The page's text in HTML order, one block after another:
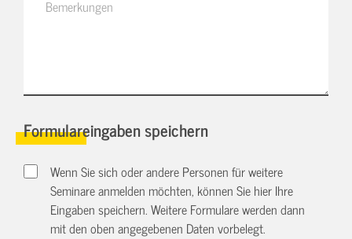
Formulareingaben speichern
Wenn Sie sich oder andere Personen für weitere
Seminare anmelden möchten, können Sie hier Ihre
Eingaben speichern. Weitere Formulare werden dann
mit den oben angegebenen Daten vorbelegt.